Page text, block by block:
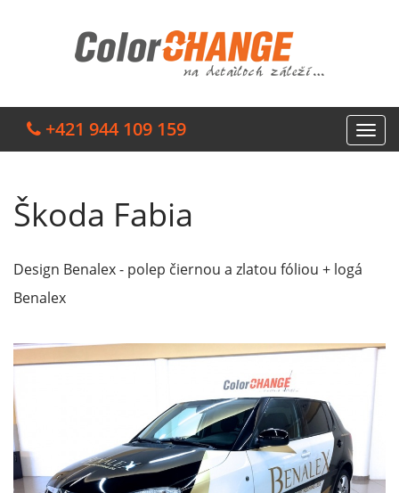
+421 944 109 159
Škoda Fabia
Design Benalex - polep čiernou a zlatou fóliou + logá
Benalex